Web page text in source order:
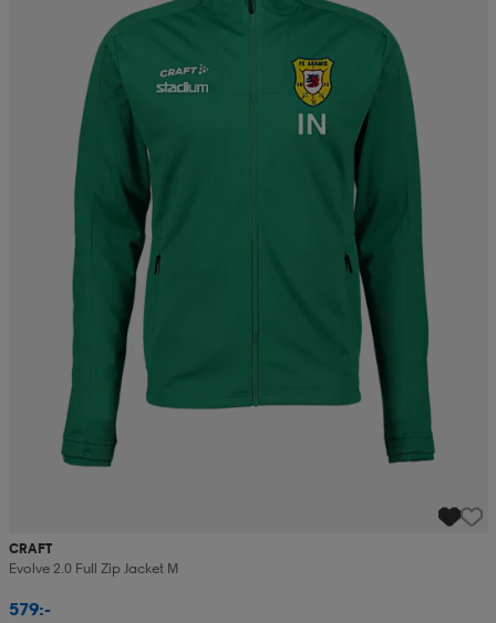
CRAFT
Evolve 2.0 Full Zip Jacket M
579:-